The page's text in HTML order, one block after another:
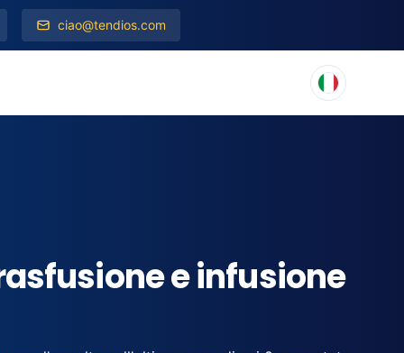
ciao@tendios.com
e infusione